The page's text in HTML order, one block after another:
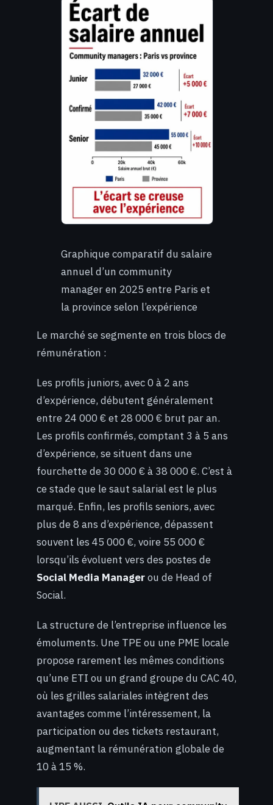
Graphique comparatif du salaire
annuel d’un community
manager en 2025 entre Paris et
la province selon l’expérience
Le marché se segmente en trois blocs de
rémunération :
Les profils juniors, avec 0 à 2 ans
d’expérience, débutent généralement
entre 24 000 € et 28 000 € brut par an.
Les profils confirmés, comptant 3 à 5 ans
d’expérience, se situent dans une
fourchette de 30 000 € à 38 000 €. C’est à
ce stade que le saut salarial est le plus
marqué. Enfin, les profils seniors, avec
plus de 8 ans d’expérience, dépassent
souvent les 45 000 €, voire 55 000 €
lorsqu’ils évoluent vers des postes de
Social Media Managerou de Head of
Social.
La structure de l’entreprise influence les
émoluments. Une TPE ou une PME locale
propose rarement les mêmes conditions
qu’une ETI ou un grand groupe du CAC 40,
où les grilles salariales intègrent des
avantages comme l’intéressement, la
participation ou des tickets restaurant,
augmentant la rémunération globale de
10 à 15 %.